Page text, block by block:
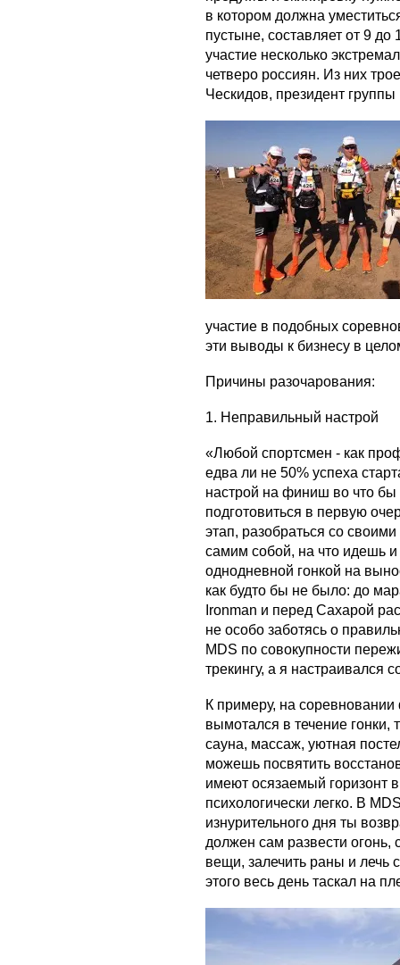
в котором должна
пустыне, составляет от 9
участие несколько
четверо россиян. Из них
Ческидов, президент
участие в подобных
эти выводы к бизнесу в
Причины разочарования:
1. Неправильный настрой
«Любой спортсмен - как
едва ли не 50% успеха
настрой на финиш во что бы
подготовиться в первую
этап, разобраться со
самим собой, на что идешь
однодневной гонкой на
как будто бы не было: до
Ironman и перед Сахарой
не особо заботясь о
MDS по совокупности
трекингу, а я настраивался
К примеру, на
вымотался в течение
сауна, массаж, уютная
можешь посвятить
имеют осязаемый горизонт
психологически легко. В
изнурительного дня ты
должен сам развести огонь,
вещи, залечить раны и лечь
этого весь день таскал на